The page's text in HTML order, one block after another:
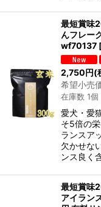
最短賞味
んフレー
wf70137
2,750円(
希望小売
在庫数 1個
愛犬・愛
そ5倍の
ランスア
欠かせな
ンス良く
最短賞味
アイラン